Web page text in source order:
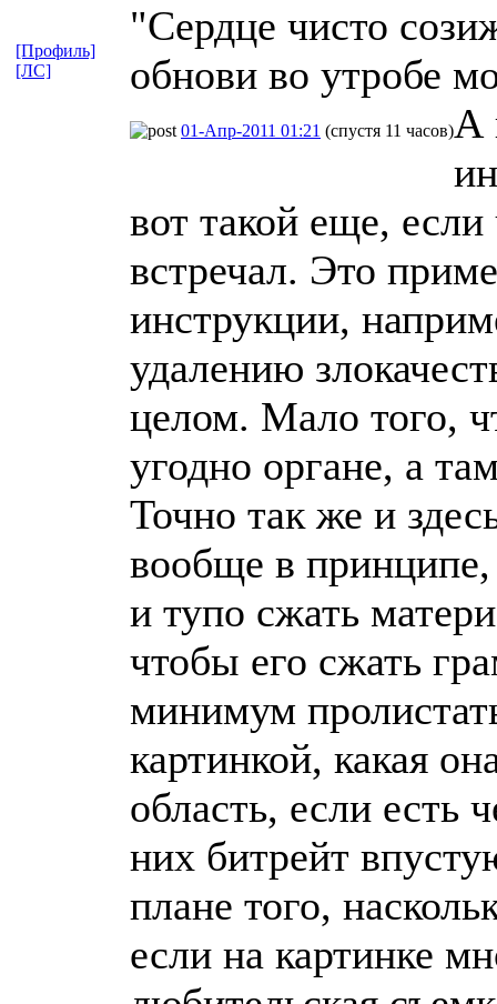
"Сердце чисто
обнови во утробе
[Профиль]
[ЛС]
01-Апр-2011 01:21 (спустя 11 часов)А
вот такой еще,
встречал. Это
инструкции,
удалению
целом. Мало того,
угодно органе, а
Точно так же и
вообще в принципе,
и тупо сжать
чтобы его сжать
минимум
картинкой, какая
область, если есть
них битрейт
плане того,
если на картинке